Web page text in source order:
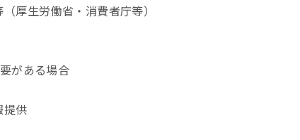
厚生労働省・消費者庁等）
がある場合
提供